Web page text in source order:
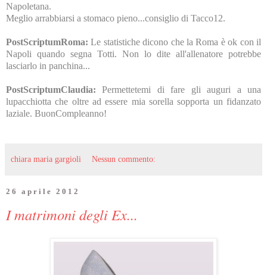
Napoletana.
Meglio arrabbiarsi a stomaco pieno...consiglio di Tacco12.
PostScriptumRoma: Le statistiche dicono che la Roma è ok con il
Napoli quando segna Totti. Non lo dite all'allenatore potrebbe
lasciarlo in panchina...
PostScriptumClaudia: Permettetemi di fare gli auguri a una
lupacchiotta che oltre ad essere mia sorella sopporta un fidanzato
laziale. BuonCompleanno!
chiara maria gargioli Nessun commento:
26 aprile 2012
I matrimoni degli Ex...